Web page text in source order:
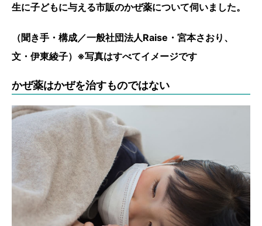
生に子どもに与える市販のかぜ薬について伺いました。
（聞き手・構成／一般社団法人Raise・宮本さおり、
文・伊東綾子）※写真はすべてイメージです
かぜ薬はかぜを治すものではない